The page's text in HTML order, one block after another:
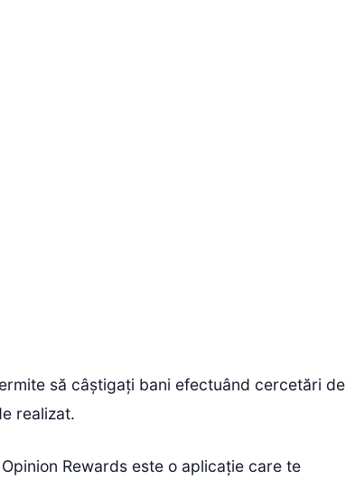
să câștigați bani efectuând cercetări de
realizat.
Rewards este o aplicație care te